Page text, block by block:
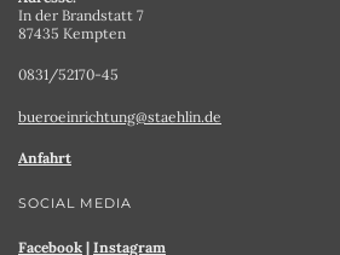
In der Brandstatt 7
87435 Kempten
0831/52170-45
bueroeinrichtung@staehlin.de
Anfahrt
SOCIAL MEDIA
Facebook | Instagram